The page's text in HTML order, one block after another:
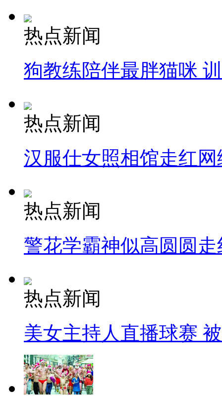
热点新闻
狗教练陪伴最胖猫咪
热点新闻
汉服仕女照相馆走红网
热点新闻
警花学霸神似高圆圆走
热点新闻
美女主持人直播球赛